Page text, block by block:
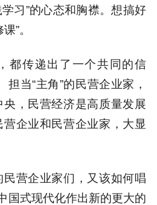
习”的心态和胸襟。想搞好
”。
都传递出了一个共同的信
担当“主角”的民营企业家，
，民营经济是高质量发展
企业和民营企业家，大显
营企业家们，又该如何唱
国式现代化作出新的更大的